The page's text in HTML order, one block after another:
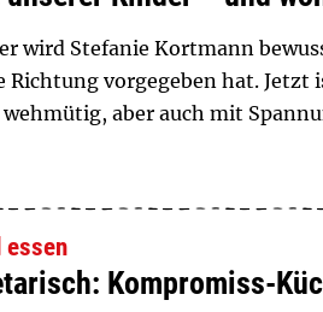
wird Stefanie Kortmann
Richtung vorgegeben hat.
aber auch mit
essen
Kompromiss-